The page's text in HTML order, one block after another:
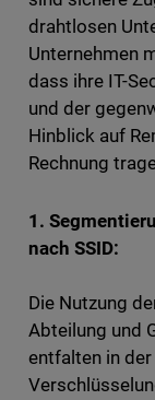
drahtlosen
Unternehmen
dass ihre IT-
und der
Hinblick auf
Rechnung
1.
nach SSID:
Die Nutzung
Abteilung und
entfalten in der